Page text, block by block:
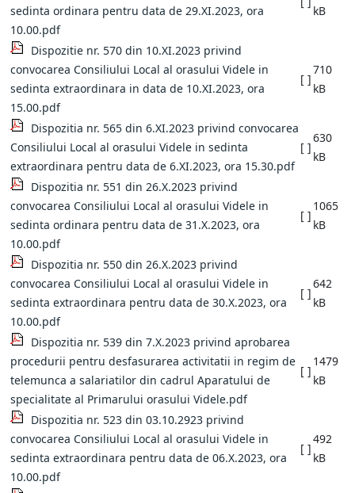
sedinta ordinara pentru data de 29.XI.2023, ora
10.00.pdf
kB
Dispozitie nr. 570 din 10.XI.2023 privind
convocarea Consiliului Local al orasului Videle in
sedinta extraordinara in data de 10.XI.2023, ora
15.00.pdf
[ ]
710
kB
Dispozitia nr. 565 din 6.XI.2023 privind convocarea
Consiliului Local al orasului Videle in sedinta
extraordinara pentru data de 6.XI.2023, ora 15.30.pdf
[ ]
630
kB
Dispozitia nr. 551 din 26.X.2023 privind
convocarea Consiliului Local al orasului Videle in
sedinta ordinara pentru data de 31.X.2023, ora
10.00.pdf
[ ]
1065
kB
Dispozitia nr. 550 din 26.X.2023 privind
convocarea Consiliului Local al orasului Videle in
sedinta extraordinara pentru data de 30.X.2023, ora
10.00.pdf
[ ]
642
kB
Dispozitia nr. 539 din 7.X.2023 privind aprobarea
procedurii pentru desfasurarea activitatii in regim de
telemunca a salariatilor din cadrul Aparatului de
specialitate al Primarului orasului Videle.pdf
[ ]
1479
kB
Dispozitia nr. 523 din 03.10.2923 privind
convocarea Consiliului Local al orasului Videle in
sedinta extraordinara pentru data de 06.X.2023, ora
10.00.pdf
[ ]
492
kB